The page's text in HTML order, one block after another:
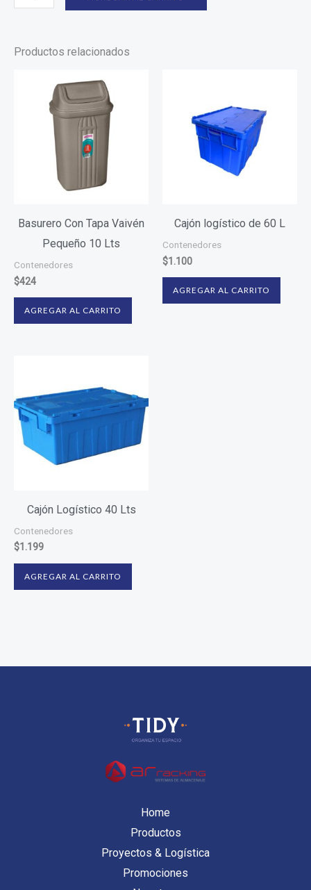
Productos relacionados
Basurero Con Tapa Vaivén
Pequeño 10 Lts
Contenedores
$424
AGREGAR AL CARRITO
Cajón logístico de 60 L
Contenedores
$1.100
AGREGAR AL CARRITO
Cajón Logístico 40 Lts
Contenedores
$1.199
AGREGAR AL CARRITO
Home
Productos
Proyectos & Logística
Promociones